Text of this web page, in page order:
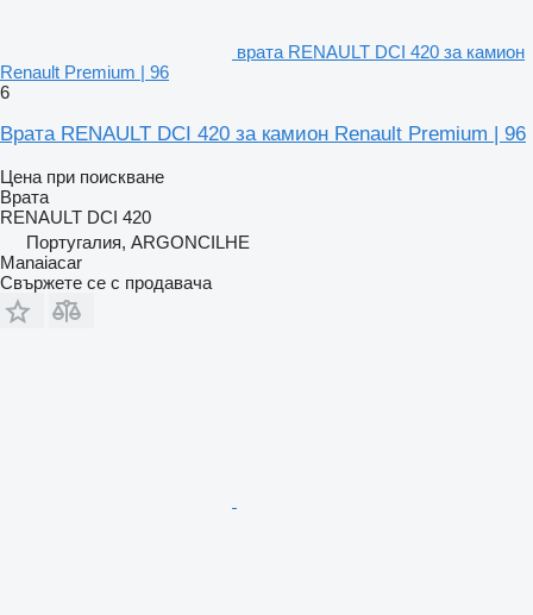
врата RENAULT DCI 420 за камион
Renault Premium | 96
6
Врата RENAULT DCI 420 за камион Renault Premium | 96
Цена при поискване
Врата
RENAULT DCI 420
Португалия, ARGONCILHE
Manaiacar
Свържете се с продавача